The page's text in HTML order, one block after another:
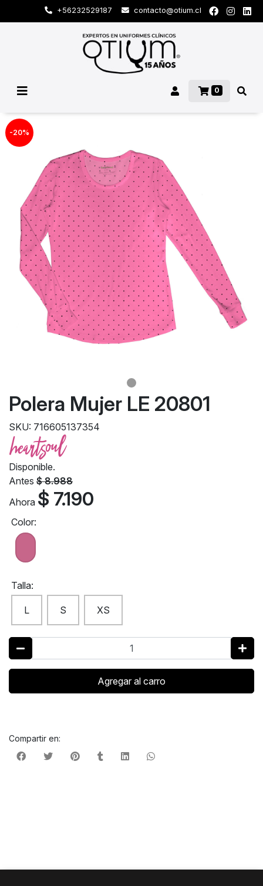
+56232529187 contacto@otium.cl
0
-20%
Polera Mujer LE 20801
SKU: 716605137354
Disponible.
Antes $ 8.988
Ahora $ 7.190
Color:
Talla:
L S XS
Agregar al carro
Compartir en: